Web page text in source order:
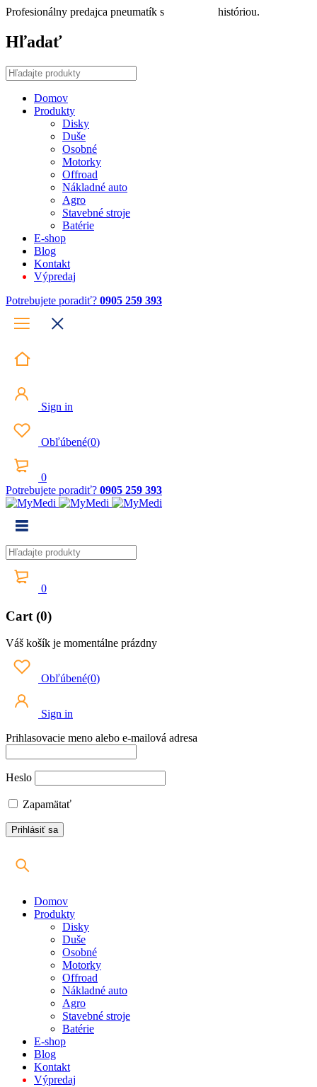
Profesionálny predajca pneumatík s históriou.
Hľadať
Domov
Produkty
Disky
Duše
Osobné
Motorky
Offroad
Nákladné auto
Agro
Stavebné stroje
Batérie
E-shop
Blog
Kontakt
Výpredaj
Potrebujete poradiť? 0905 259 393
Sign in
Obľúbené(0)
0
Potrebujete poradiť? 0905 259 393
0
Cart (0)
Váš košík je momentálne prázdny
Obľúbené(0)
Sign in
Prihlasovacie meno alebo e-mailová adresa
Heslo
Zapamätať
Domov
Produkty
Disky
Duše
Osobné
Motorky
Offroad
Nákladné auto
Agro
Stavebné stroje
Batérie
E-shop
Blog
Kontakt
Výpredaj